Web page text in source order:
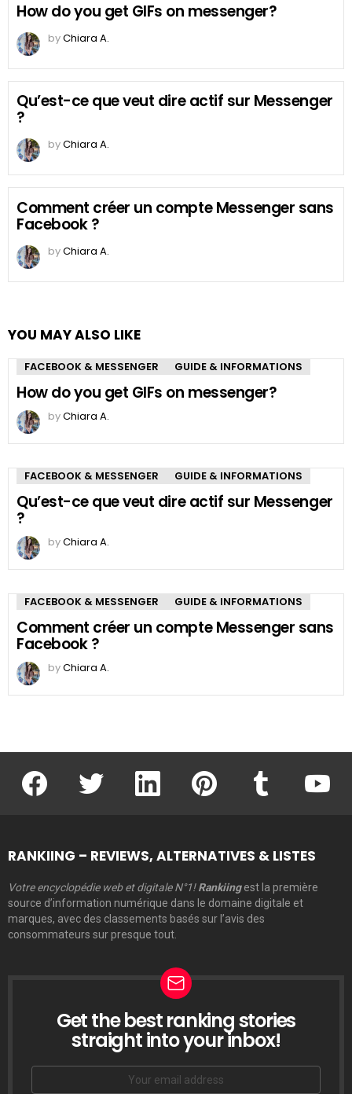
How do you get GIFs on messenger?
byChiara A.
Qu’est-ce que veut dire actif sur Messenger
?
byChiara A.
Comment créer un compte Messenger sans
Facebook ?
byChiara A.
YOU MAY ALSO LIKE
FACEBOOK & MESSENGER GUIDE & INFORMATIONS
How do you get GIFs on messenger?
byChiara A.
FACEBOOK & MESSENGER GUIDE & INFORMATIONS
Qu’est-ce que veut dire actif sur Messenger
?
byChiara A.
FACEBOOK & MESSENGER GUIDE & INFORMATIONS
Comment créer un compte Messenger sans
Facebook ?
byChiara A.
facebook twitter linkedin pinterest
RANKIING – REVIEWS, ALTERNATIVES & LISTES
Votre encyclopédie web et digitale N°1! Rankiingest la première
source d’information numérique dans le domaine digitale et
marques, avec des classements basés sur l’avis des
consommateurs sur presque tout.
LETTRE
D’INFORMATION
Get the best ranking stories
straight into your inbox!
Email